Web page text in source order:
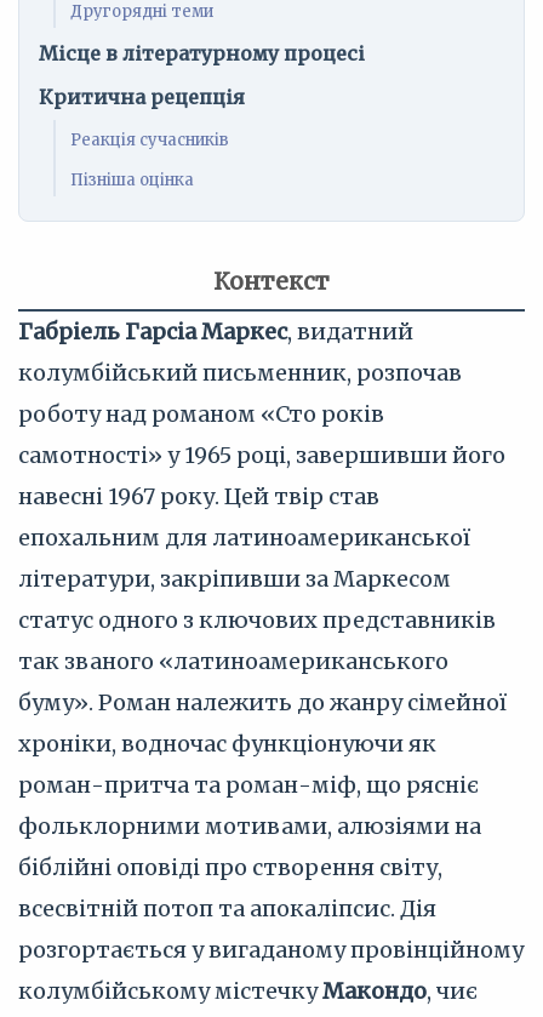
Другорядні теми
Місце в літературному процесі
Критична рецепція
Реакція сучасників
Пізніша оцінка
Контекст
Габріель Гарсіа Маркес, видатний
колумбійський письменник, розпочав
роботу над романом «Сто років
самотності» у 1965 році, завершивши його
навесні 1967 року. Цей твір став
епохальним для латиноамериканської
літератури, закріпивши за Маркесом
статус одного з ключових представників
так званого «латиноамериканського
буму». Роман належить до жанру сімейної
хроніки, водночас функціонуючи як
роман-притча та роман-міф, що рясніє
фольклорними мотивами, алюзіями на
біблійні оповіді про створення світу,
всесвітній потоп та апокаліпсис. Дія
розгортається у вигаданому провінційному
колумбійському містечкуМакондо, чиє